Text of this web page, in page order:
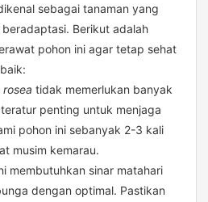
sebagai tanaman yang
Berikut adalah
pohon ini agar tetap sehat
rosea tidak memerlukan banyak
penting untuk menjaga
pohon ini sebanyak 2-3 kali
musim kemarau.
membutuhkan sinar matahari
dengan optimal. Pastikan